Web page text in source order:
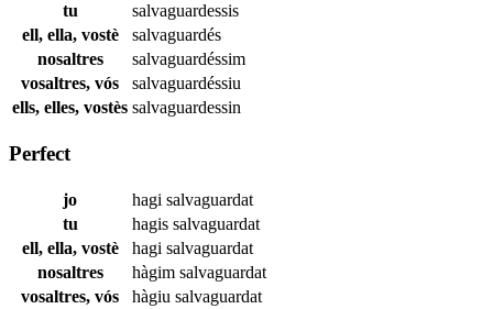
tu
salvaguardessis
ell, ella, vostè
salvaguardés
nosaltres
salvaguardéssim
vosaltres, vós
salvaguardéssiu
ells, elles, vostès salvaguardessin
Perfect
jo hagi salvaguardat
tu
hagis salvaguardat
ell, ella, vostè
hagi salvaguardat
nosaltres
hàgim salvaguardat
vosaltres, vós
hàgiu salvaguardat